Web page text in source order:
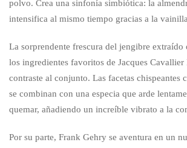
polvo. Crea una sinfonía simbiótica: la
intensifica al mismo tiempo gracias a la
La sorprendente frescura del jengibre extraído
los ingredientes favoritos de Jacques
contraste al conjunto. Las facetas chispeantes
se combinan con una especia que arde
quemar, añadiendo un increíble vibrato a la
Por su parte, Frank Gehry se aventura en un